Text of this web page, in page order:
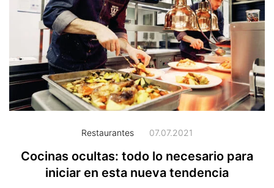
Restaurantes 07.07.2021
Cocinas ocultas: todo lo necesario para
iniciar en esta nueva tendencia